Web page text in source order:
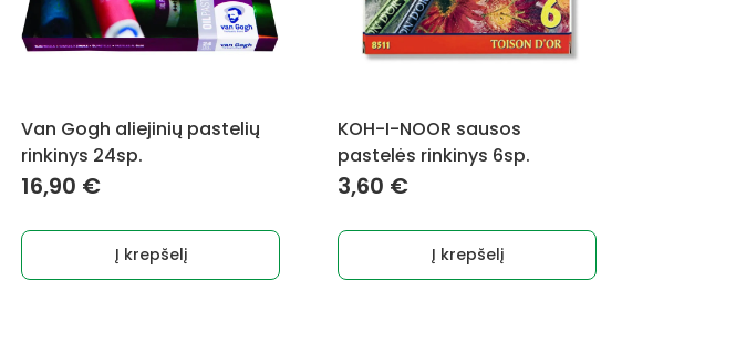
Van Gogh aliejinių pastelių
rinkinys 24sp.
16,90 €
Į krepšelį
KOH-I-NOOR sausos
pastelės rinkinys 6sp.
3,60 €
Į krepšelį